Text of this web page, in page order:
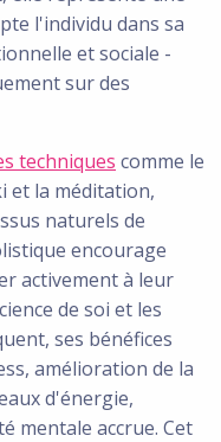
l'individu dans sa
et sociale -
sur des
techniques comme le
et la méditation,
naturels de
encourage
activement à leur
de soi et les
ses bénéfices
amélioration de la
d'énergie,
mentale accrue. Cet